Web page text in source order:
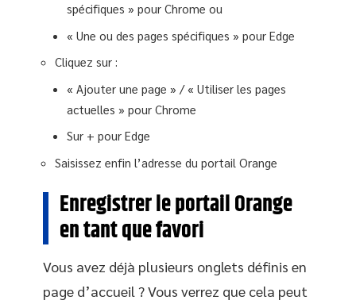
spécifiques » pour Chrome ou
« Une ou des pages spécifiques » pour Edge
Cliquez sur :
« Ajouter une page » / « Utiliser les pages
actuelles » pour Chrome
Sur + pour Edge
Saisissez enfin l’adresse du portail Orange
Enregistrer le portail Orange
en tant que favori
Vous avez déjà plusieurs onglets définis en
page d’accueil ? Vous verrez que cela peut